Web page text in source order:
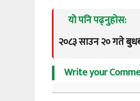
यो पनि पढ्नुहोस:
२०८३ साउन २० गते
Write your